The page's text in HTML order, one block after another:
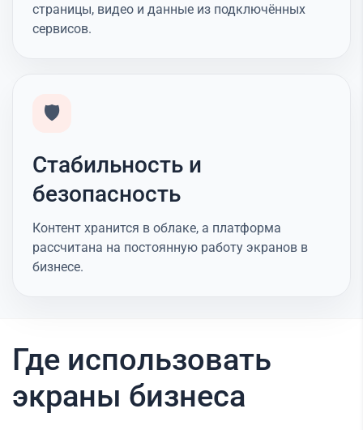
страницы, видео и данные из подключённых
сервисов.
🛡️
Стабильность и
безопасность
Контент хранится в облаке, а платформа
рассчитана на постоянную работу экранов в
бизнесе.
Где использовать
экраны бизнеса